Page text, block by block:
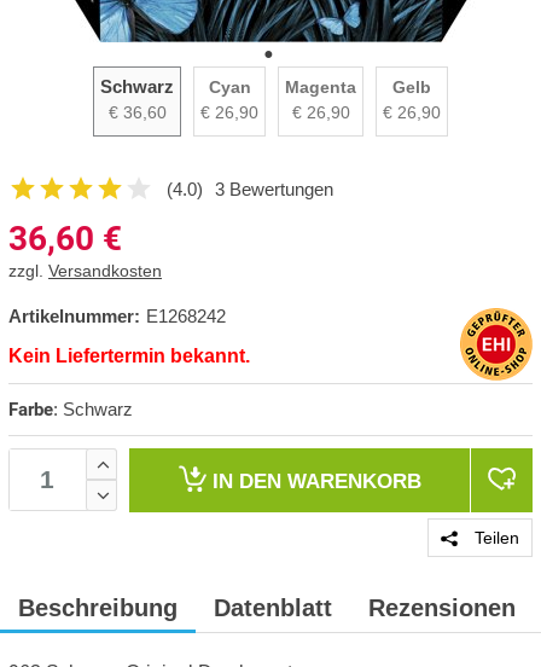
Schwarz
€ 36,60
Cyan
€ 26,90
Magenta
€ 26,90
Gelb
€ 26,90
(4.0) 3 Bewertungen
36,60 €
zzgl. Versandkosten
Artikelnummer: E1268242
Kein Liefertermin bekannt.
Farbe: Schwarz
IN DEN WARENKORB
Teilen
Beschreibung Datenblatt Rezensionen